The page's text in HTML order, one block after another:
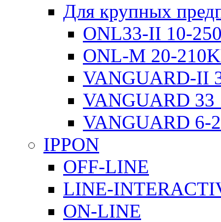
Для крупных
ONL33-II 10-
ONL-M 20-
VANGUARD-II
VANGUARD 33
VANGUARD 6-
IPPON
OFF-LINE
LINE-
ON-LINE